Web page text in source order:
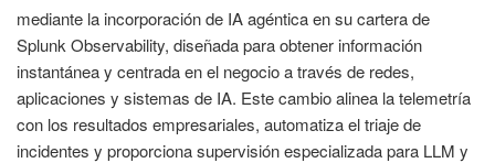
mediante la incorporación de IA agéntica en su cartera de
Splunk Observability, diseñada para obtener información
instantánea y centrada en el negocio a través de redes,
aplicaciones y sistemas de IA. Este cambio alinea la telemetría
con los resultados empresariales, automatiza el triaje de
incidentes y proporciona supervisión especializada para LLM y